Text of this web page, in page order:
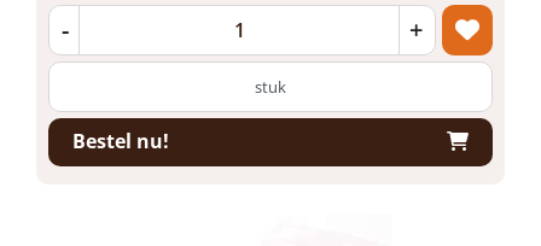
- +
stuk
Bestel nu!